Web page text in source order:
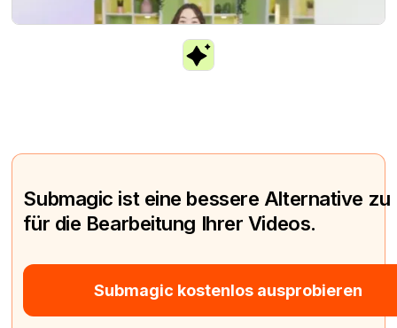
Submagic ist eine bessere Alternative zu
für die Bearbeitung Ihrer Videos.
Submagic kostenlos ausprobieren